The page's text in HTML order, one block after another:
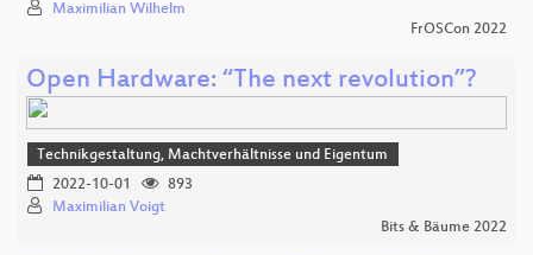
Maximilian Wilhelm
FrOSCon 2022
Open Hardware: “The next revolution”?
Technikgestaltung, Machtverhältnisse und Eigentum
2022-10-01
893
Maximilian Voigt
Bits & Bäume 2022